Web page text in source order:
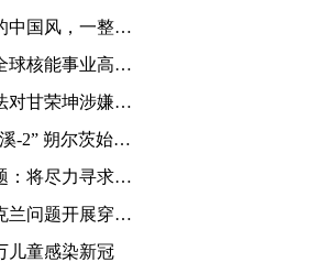
一整个自豪住了！
高质量发展的引领者
涉嫌受贿案提起公诉
朔尔茨始终没松口
各方都接受的折中方案
题开展穿梭外交
儿童感染新冠